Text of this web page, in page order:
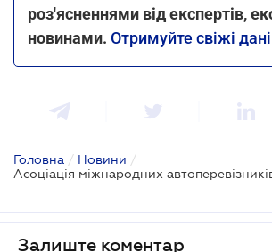
роз'ясненнями від експертів,
новинами. Отримуйте свіжі
Головна / Новини /
Залиште коментар